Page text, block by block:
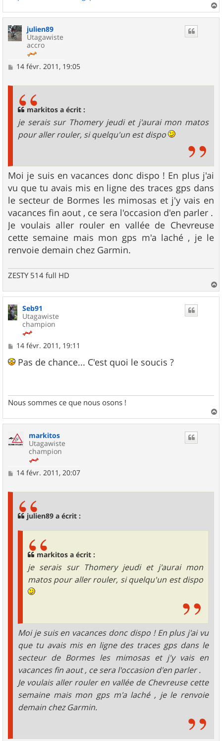
a
julien89
Utagawiste
accro
M14 févr. 2011, 19:05
markitos a écrit :
je serais sur Thomery jeudi et j'aurai mon matos
pour aller rouler, si quelqu'un est dispo
Moi je suis en vacances donc dispo ! En plus j'ai
vu que tu avais mis en ligne des traces gps dans
le secteur de Bormes les mimosas et j'y vais en
vacances fin aout , ce sera l'occasion d'en parler .
Je voulais aller rouler en vallée de Chevreuse
cette semaine mais mon gps m'a laché , je le
renvoie demain chez Garmin.
ZESTY 514 full HD
a
Seb91
Utagawiste
champion
M
s
14 févr. 2011, 19:11
Pas de chance... C'est quoi le soucis ?
Nous sommes ce que nous osons !
a
markitos
Utagawiste
champion
M14 févr. 2011, 20:07
julien89 a écrit :
markitos a écrit :
je serais sur Thomery jeudi et j'aurai mon
matos pour aller rouler, si quelqu'un est dispo
Moi je suis en vacances donc dispo ! En plus j'ai vu
que tu avais mis en ligne des traces gps dans le
secteur de Bormes les mimosas et j'y vais en
vacances fin aout , ce sera l'occasion d'en parler .
Je voulais aller rouler en vallée de Chevreuse cette
semaine mais mon gps m'a laché , je le renvoie
demain chez Garmin.